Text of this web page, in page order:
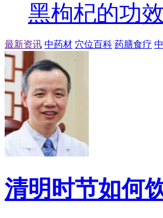
黑枸杞的功
最新资讯 中药材 穴位百科 药膳食疗
清明时节如何